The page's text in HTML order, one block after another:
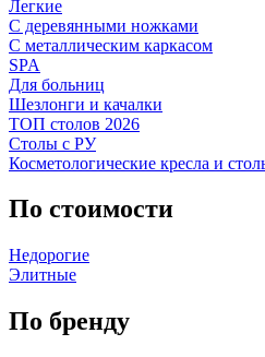
Легкие
С деревянными ножками
С металлическим каркасом
SPA
Для больниц
Шезлонги и качалки
ТОП столов 2026
Столы с РУ
Косметологические кресла и
По стоимости
Недорогие
Элитные
По бренду